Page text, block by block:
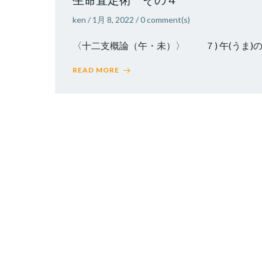
ken / 1月 8, 2022 /0comment(s)
〈十二支概論（午・未）〉
READ MORE